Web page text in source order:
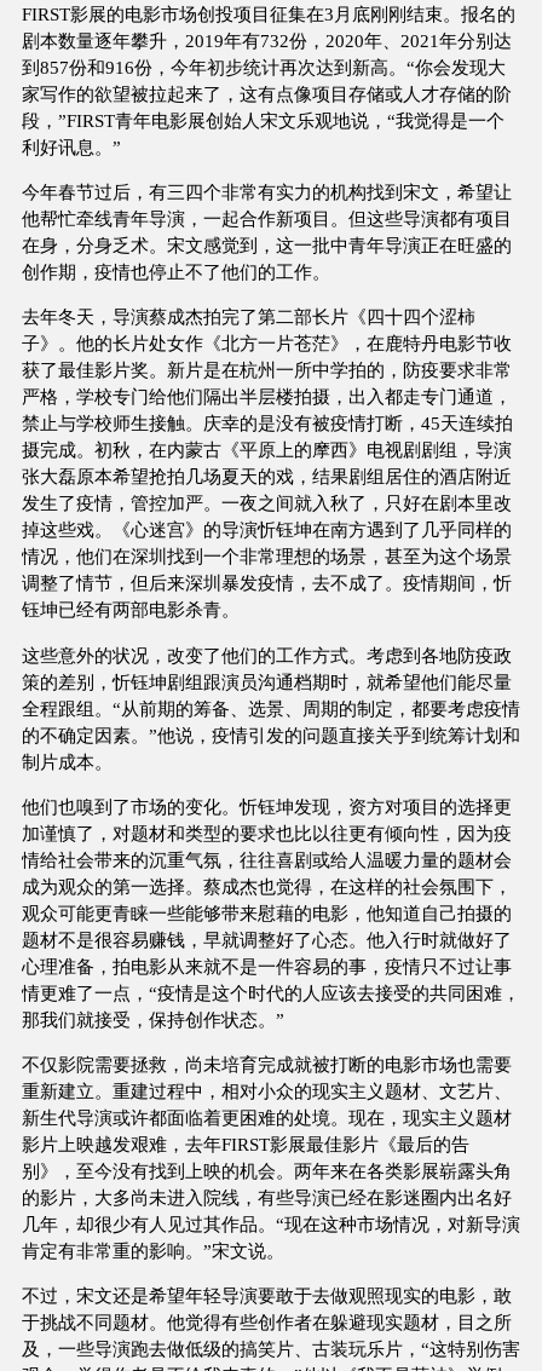
FIRST影展的电影市场创投项目征集在3月底刚刚结束。报名的
剧本数量逐年攀升，2019年有732份，2020年、2021年分别达
到857份和916份，今年初步统计再次达到新高。“你会发现大
家写作的欲望被拉起来了，这有点像项目存储或人才存储的阶
段，”FIRST青年电影展创始人宋文乐观地说，“我觉得是一个
利好讯息。”
今年春节过后，有三四个非常有实力的机构找到宋文，希望让
他帮忙牵线青年导演，一起合作新项目。但这些导演都有项目
在身，分身乏术。宋文感觉到，这一批中青年导演正在旺盛的
创作期，疫情也停止不了他们的工作。
去年冬天，导演蔡成杰拍完了第二部长片《四十四个涩柿
子》。他的长片处女作《北方一片苍茫》，在鹿特丹电影节收
获了最佳影片奖。新片是在杭州一所中学拍的，防疫要求非常
严格，学校专门给他们隔出半层楼拍摄，出入都走专门通道，
禁止与学校师生接触。庆幸的是没有被疫情打断，45天连续拍
摄完成。初秋，在内蒙古《平原上的摩西》电视剧剧组，导演
张大磊原本希望抢拍几场夏天的戏，结果剧组居住的酒店附近
发生了疫情，管控加严。一夜之间就入秋了，只好在剧本里改
掉这些戏。《心迷宫》的导演忻钰坤在南方遇到了几乎同样的
情况，他们在深圳找到一个非常理想的场景，甚至为这个场景
调整了情节，但后来深圳暴发疫情，去不成了。疫情期间，忻
钰坤已经有两部电影杀青。
这些意外的状况，改变了他们的工作方式。考虑到各地防疫政
策的差别，忻钰坤剧组跟演员沟通档期时，就希望他们能尽量
全程跟组。“从前期的筹备、选景、周期的制定，都要考虑疫情
的不确定因素。”他说，疫情引发的问题直接关乎到统筹计划和
制片成本。
他们也嗅到了市场的变化。忻钰坤发现，资方对项目的选择更
加谨慎了，对题材和类型的要求也比以往更有倾向性，因为疫
情给社会带来的沉重气氛，往往喜剧或给人温暖力量的题材会
成为观众的第一选择。蔡成杰也觉得，在这样的社会氛围下，
观众可能更青睐一些能够带来慰藉的电影，他知道自己拍摄的
题材不是很容易赚钱，早就调整好了心态。他入行时就做好了
心理准备，拍电影从来就不是一件容易的事，疫情只不过让事
情更难了一点，“疫情是这个时代的人应该去接受的共同困难，
那我们就接受，保持创作状态。”
不仅影院需要拯救，尚未培育完成就被打断的电影市场也需要
重新建立。重建过程中，相对小众的现实主义题材、文艺片、
新生代导演或许都面临着更困难的处境。现在，现实主义题材
影片上映越发艰难，去年FIRST影展最佳影片《最后的告
别》，至今没有找到上映的机会。两年来在各类影展崭露头角
的影片，大多尚未进入院线，有些导演已经在影迷圈内出名好
几年，却很少有人见过其作品。“现在这种市场情况，对新导演
肯定有非常重的影响。”宋文说。
不过，宋文还是希望年轻导演要敢于去做观照现实的电影，敢
于挑战不同题材。他觉得有些创作者在躲避现实题材，目之所
及，一些导演跑去做低级的搞笑片、古装玩乐片，“这特别伤害